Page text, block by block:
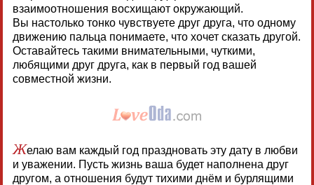
взаимоотношения восхищают окружающий.
Вы настолько тонко чувствуете друг друга, что одному
движению пальца понимаете, что хочет сказать другой.
Оставайтесь такими внимательными, чуткими,
любящими друг друга, как в первый год вашей
совместной жизни.
Желаю вам каждый год праздновать эту дату в любви
и уважении. Пусть жизнь ваша будет наполнена друг
другом, а отношения будут тихими днём и бурлящими